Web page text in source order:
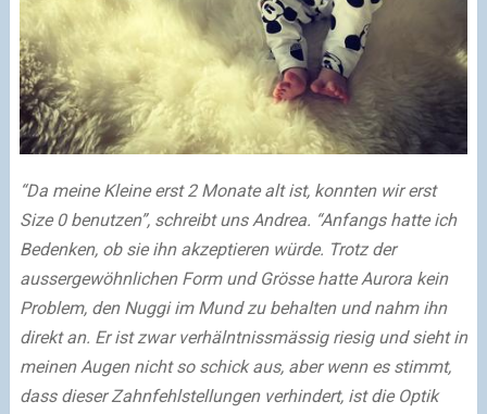
“Da meine Kleine erst 2 Monate alt ist, konnten wir erst
Size 0 benutzen”, schreibt uns Andrea. “Anfangs hatte ich
Bedenken, ob sie ihn akzeptieren würde. Trotz der
aussergewöhnlichen Form und Grösse hatte Aurora kein
Problem, den Nuggi im Mund zu behalten und nahm ihn
direkt an. Er ist zwar verhälntnissmässig riesig und sieht in
meinen Augen nicht so schick aus, aber wenn es stimmt,
dass dieser Zahnfehlstellungen verhindert, ist die Optik